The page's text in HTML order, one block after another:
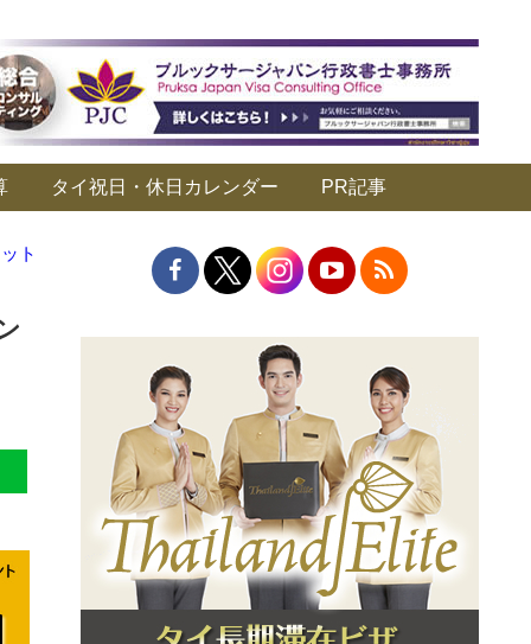
タイ祝日・休日カレンダー PR記事
ト